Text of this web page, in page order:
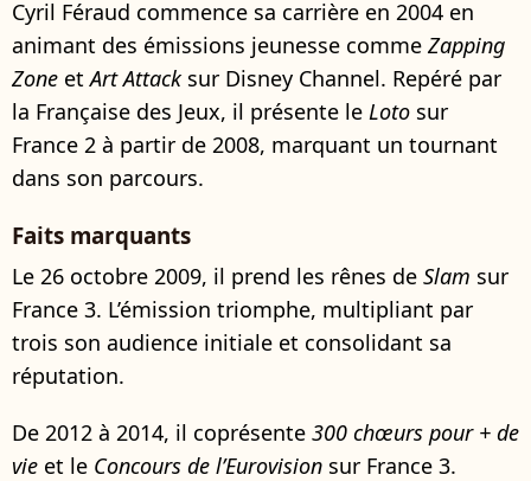
Cyril Féraud commence sa carrière en 2004 en
animant des émissions jeunesse comme Zapping
Zone etArt Attacksur Disney Channel. Repéré par
la Française des Jeux, il présente le Loto sur
France 2 à partir de 2008, marquant un tournant
dans son parcours.
Faits marquants
Le 26 octobre 2009, il prend les rênes de Slam sur
France 3. L’émission triomphe, multipliant par
trois son audience initiale et consolidant sa
réputation.
De 2012 à 2014, il coprésente 300 chœurs pour + de
vie et le Concours de l’Eurovision sur France 3.